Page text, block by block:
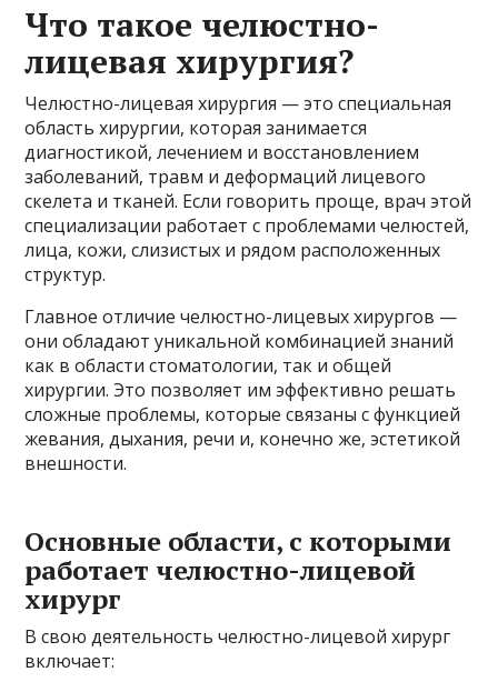
Что такое челюстно-
лицевая хирургия?
Челюстно-лицевая хирургия — это специальная
область хирургии, которая занимается
диагностикой, лечением и восстановлением
заболеваний, травм и деформаций лицевого
скелета и тканей. Если говорить проще, врач этой
специализации работает с проблемами челюстей,
лица, кожи, слизистых и рядом расположенных
структур.
Главное отличие челюстно-лицевых хирургов —
они обладают уникальной комбинацией знаний
как в области стоматологии, так и общей
хирургии. Это позволяет им эффективно решать
сложные проблемы, которые связаны с функцией
жевания, дыхания, речи и, конечно же, эстетикой
внешности.
Основные области, с которыми
работает челюстно-лицевой
хирург
В свою деятельность челюстно-лицевой хирург
включает: